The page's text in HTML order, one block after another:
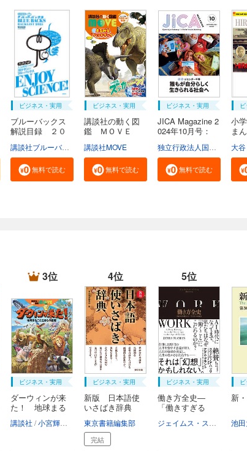
ビジネス・実用
ブルーバックス
解説目録 ２０
講談社ブルーバックス
無料で読む
ビジネス・実用
講談社の動く図
鑑 ＭＯＶＥ
講談社MOVE
無料で読む
ビジネス・実用
JICA Magazine 2
024年10月号：
無料で読む
小
ま
大
3位
ビジネス・実用
ダーウィンが来
た！ 地球まる
講談社 小宮輝之 宮崎佑介 伊藤弥寿彦 對比地孝亘
4位
ビジネス・実用
新版 日本語使
いさばき辞典
東京書籍編集部
完結
5位
ビジネス・実用
働き方全史―
「働きすぎる
新
池